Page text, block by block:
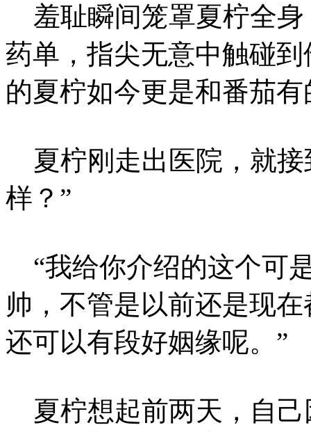
羞耻瞬间笼罩夏柠全身
药单，指尖无意中触碰
的夏柠如今更是和番茄
夏柠刚走出医院，就接
样？”
“我给你介绍的这个可
帅，不管是以前还是现
还可以有段好姻缘呢。”
夏柠想起前两天，自己